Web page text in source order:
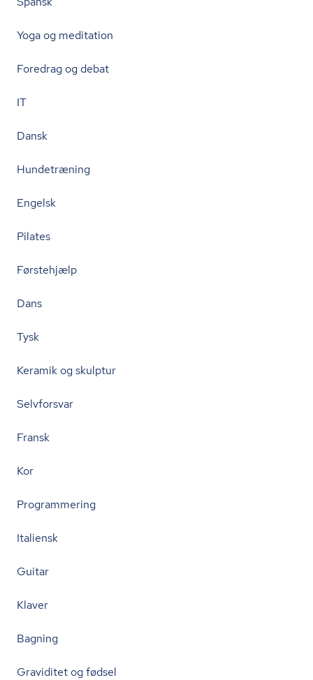
Yoga og meditation
Foredrag og debat
IT
Dansk
Hundetræning
Engelsk
Pilates
Førstehjælp
Dans
Tysk
Keramik og skulptur
Selvforsvar
Fransk
Kor
Programmering
Italiensk
Guitar
Klaver
Bagning
Graviditet og fødsel